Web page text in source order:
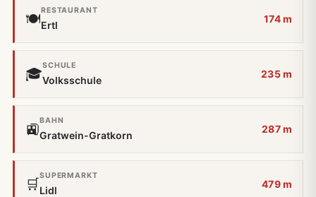
🍽️
RESTAURANT
Ertl
174 m
🎓
SCHULE
Volksschule
235 m
🚉
BAHN
Gratwein-Gratkorn
287 m
🛒
SUPERMARKT
Lidl
479 m